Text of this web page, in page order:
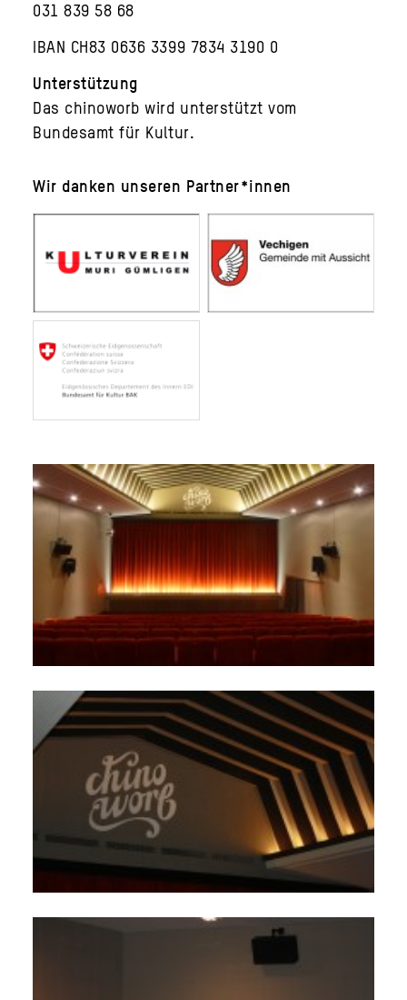
031 839 58 68
IBAN CH83 0636 3399 7834 3190 0
Unterstützung
Das chinoworb wird unterstützt vom
Bundesamt für Kultur.
Wir danken unseren Partner*innen